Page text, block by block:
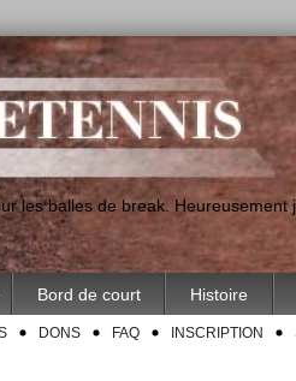
les balles de break.
Bord de court Histoire
DONS FAQ INSCRIPTION